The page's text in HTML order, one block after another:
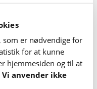
som er nødvendige for
for at kunne
hjemme­siden og til at
Vi anvender ikke